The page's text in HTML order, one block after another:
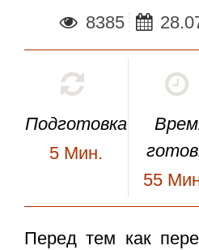
8385
Подготовка
5 Мин.
55
Перед тем как